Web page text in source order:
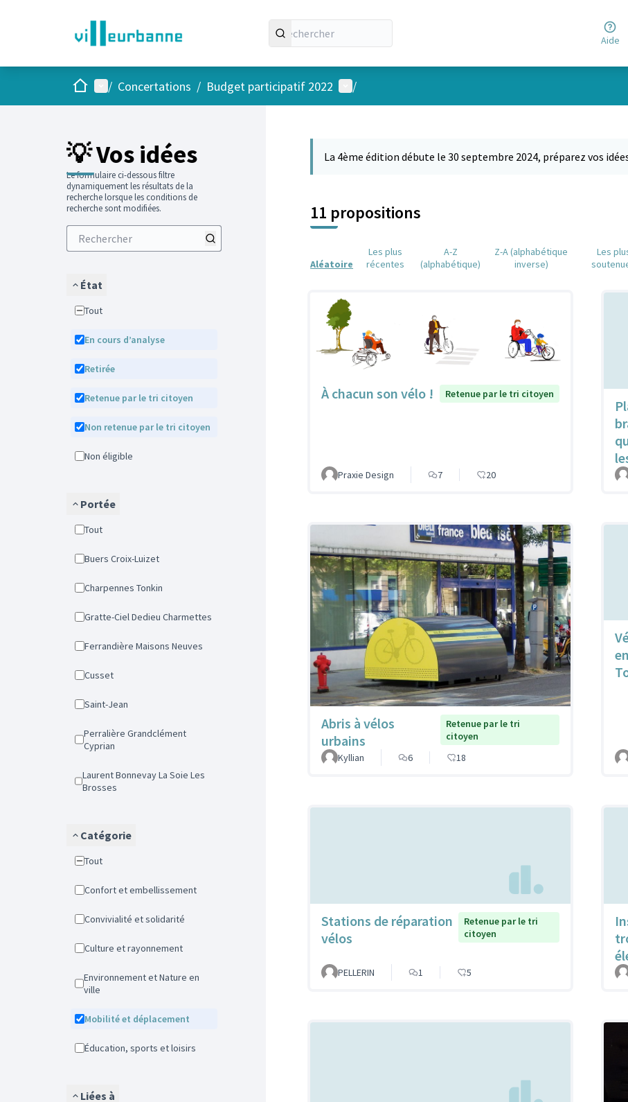
Aide
AccueilMenu principal
/ Concertations / Budget participatif 2022 Menu utilisateur
/
💡 Vos idées
Le formulaire ci-dessous filtre
dynamiquement les résultats de la
recherche lorsque les conditions de
recherche sont modifiées.
État
Tout
En cours d’analyse
Retirée
Retenue par le tri citoyen
Non retenue par le tri citoyen
Non éligible
Portée
Tout
Buers Croix-Luizet
Charpennes Tonkin
Gratte-Ciel Dedieu Charmettes
Ferrandière Maisons Neuves
Cusset
Saint-Jean
Perralière Grandclément
Cyprian
Laurent Bonnevay La Soie Les
Brosses
Catégorie
Tout
Confort et embellissement
Convivialité et solidarité
Culture et rayonnement
Environnement et Nature en
ville
Mobilité et déplacement
Éducation, sports et loisirs
Liées à
La 4ème édition débute le 30 septembre 2024, préparez vos
11 propositions
Aléatoire
Les plus
récentes
A-Z
(alphabétique)
Z-A (alphabétique
inverse)
Les
À chacun son vélo ! Retenue par le tri citoyen
Praxie Design 7 20
Abris à vélos
urbains
Retenue par le tri
citoyen
Kyllian
6 18
Stations de réparation
vélos
Retenue par le tri
citoyen
PELLERIN 1 5